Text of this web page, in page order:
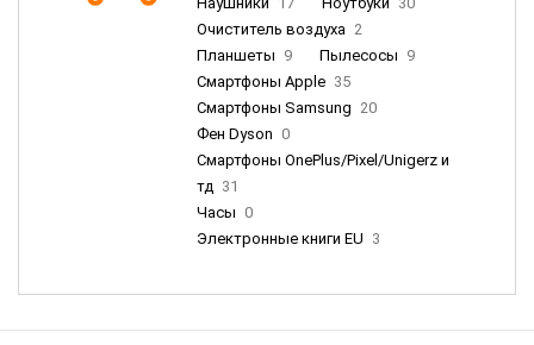
Очиститель воздуха 2
Планшеты 9 Пылесосы 9
Смартфоны Apple 35
Смартфоны Samsung 20
Фен Dyson 0
Смартфоны OnePlus/Pixel/Unigerz и
тд 31
Часы 0
Электронные книги EU 3